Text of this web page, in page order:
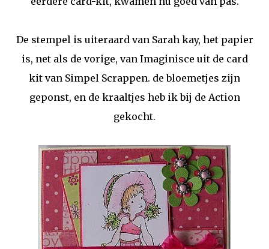
De stempel is uiteraard van Sarah kay, het papier
is, net als de vorige, van Imaginisce uit de card
kit van Simpel Scrappen. de bloemetjes zijn
geponst, en de kraaltjes heb ik bij de Action
gekocht.